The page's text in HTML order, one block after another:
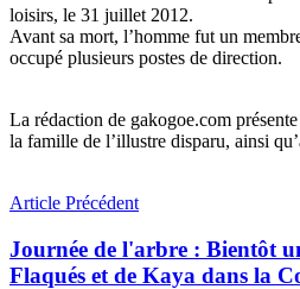
loisirs, le 31 juillet 2012.
Avant sa mort, l’homme fut un
occupé plusieurs postes de direction.
La rédaction de gakogoe.com
la famille de l’illustre disparu, ainsi
Article Précédent
Journée de l'arbre : Bientôt
Flaqués et de Kaya dans la